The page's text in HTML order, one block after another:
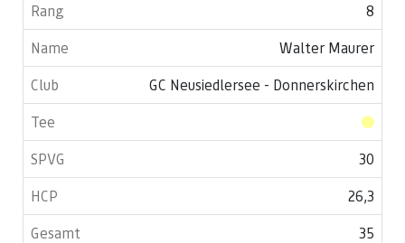
8
Walter Maurer
GC Neusiedlersee - Donnerskirchen
30
26,3
35